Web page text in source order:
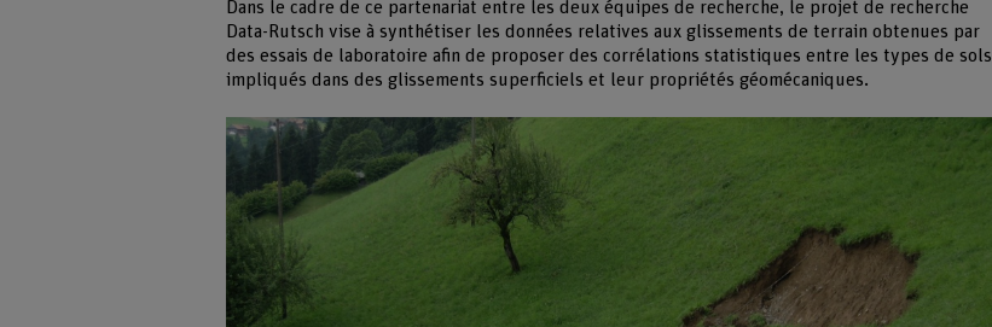
Dans le cadre de ce partenariat entre les deux équipes de recherche, le projet de recherche
Data-Rutsch vise à synthétiser les données relatives aux glissements de terrain obtenues par
des essais de laboratoire afin de proposer des corrélations statistiques entre les types de sols
impliqués dans des glissements superficiels et leur propriétés géomécaniques.